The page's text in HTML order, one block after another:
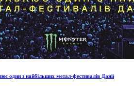
один з найбільших метал-фестивалів Данії